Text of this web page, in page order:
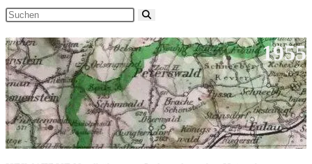
Diese
durchsuchen
1955